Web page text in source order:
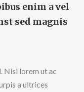
enim a vel
sed magnis
Nisi lorem ut ac
a ultrices